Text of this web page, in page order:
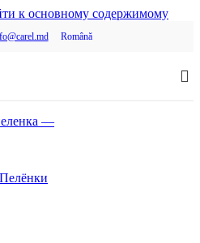
к основному содержимому
Română
Пелёнки